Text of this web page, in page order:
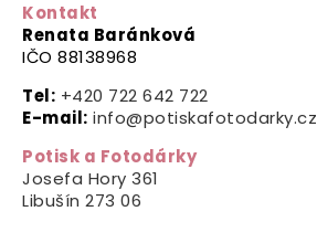
Kontakt
Renata Baránková
IČO 88138968
Tel: +420 722 642 722
E-mail: info@potiskafotodarky.cz
Potisk a Fotodárky
Josefa Hory 361
Libušín 273 06